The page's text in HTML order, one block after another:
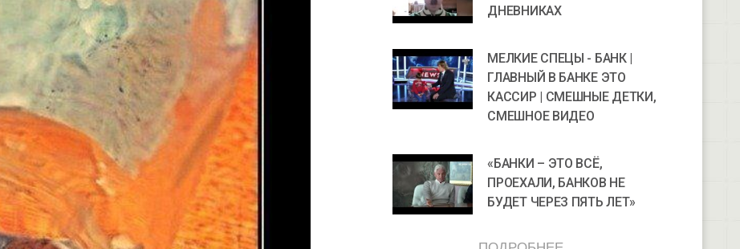
ДНЕВНИКАХ
МЕЛКИЕ СПЕЦЫ - БАНК |
ГЛАВНЫЙ В БАНКЕ ЭТО
КАССИР | СМЕШНЫЕ ДЕТКИ,
СМЕШНОЕ ВИДЕО
«БАНКИ – ЭТО ВСЁ,
ПРОЕХАЛИ, БАНКОВ НЕ
БУДЕТ ЧЕРЕЗ ПЯТЬ ЛЕТ»